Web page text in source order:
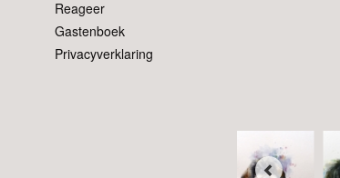
Reageer
Gastenboek
Privacyverklaring